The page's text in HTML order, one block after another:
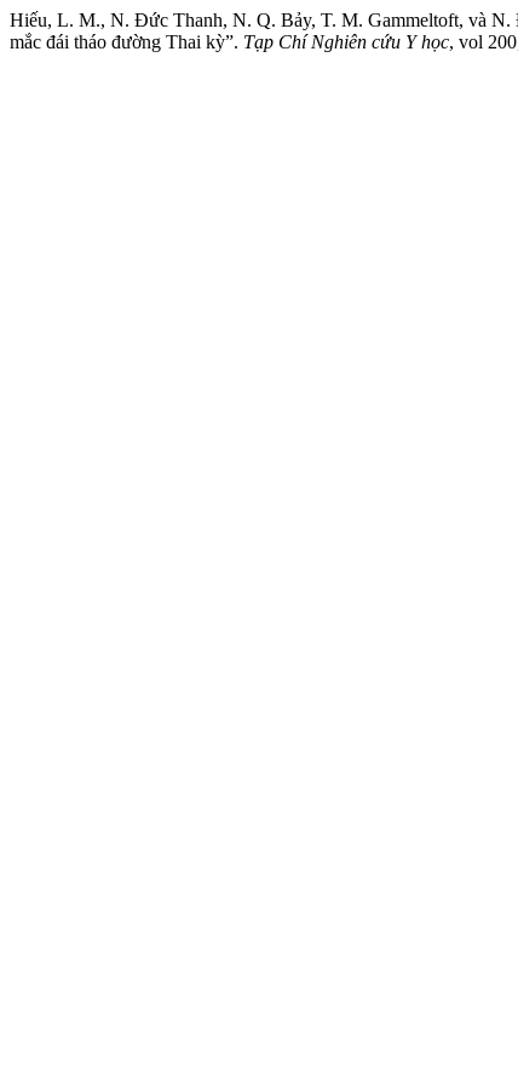
Hiếu, L. M., N. Đức Thanh, N. Q. Bảy, T. M. Gammeltoft, và N.
mắc đái tháo đường Thai kỳ”. Tạp Chí Nghiên cứu Y học, vol